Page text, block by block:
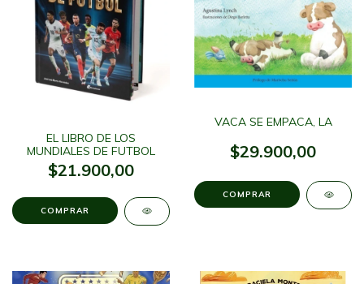
EL LIBRO DE LOS
MUNDIALES DE FUTBOL
$21.900,00
VACA SE EMPACA, LA
$29.900,00